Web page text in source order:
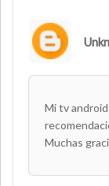
Mi tv
Muchas